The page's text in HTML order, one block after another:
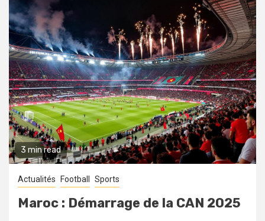
3 min read
Actualités Football Sports
Maroc : Démarrage de la CAN 2025